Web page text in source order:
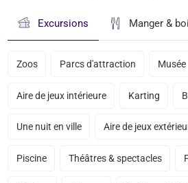
Excursions Manger &
Zoos Parcs d'attraction Musée
Aire de jeux intérieure Karting
Une nuit en ville Aire de jeux
Piscine Théâtres & spectacles